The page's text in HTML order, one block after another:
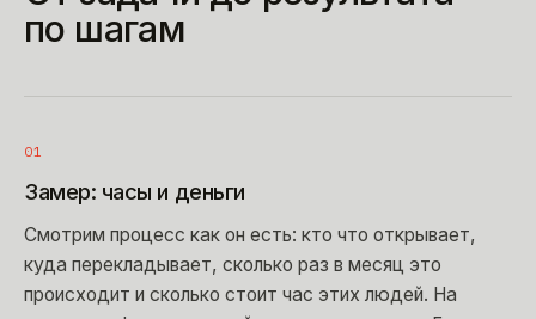
по шагам
01
Замер: часы и деньги
Смотрим процесс как он есть: кто что открывает,
куда перекладывает, сколько раз в месяц это
происходит и сколько стоит час этих людей. На